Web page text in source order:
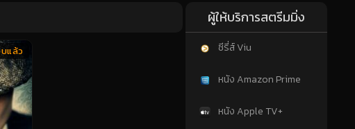
แล้ว
ผู้ให้บริการสตรีมมิ่ง
ซีรี่ส์ Viu
หนัง Amazon Prime
หนัง Apple TV+